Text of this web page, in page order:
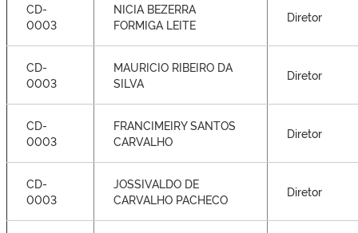
CD-
0003
NICIA BEZERRA
FORMIGA LEITE
Diretor
CD-
0003
MAURICIO RIBEIRO DA
SILVA
Diretor
CD-
0003
FRANCIMEIRY SANTOS
CARVALHO
Diretor
CD-
0003
JOSSIVALDO DE
CARVALHO PACHECO
Diretor